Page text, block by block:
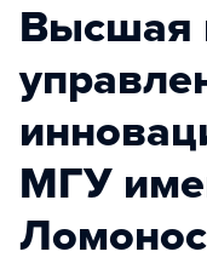
Высшая
МГУ